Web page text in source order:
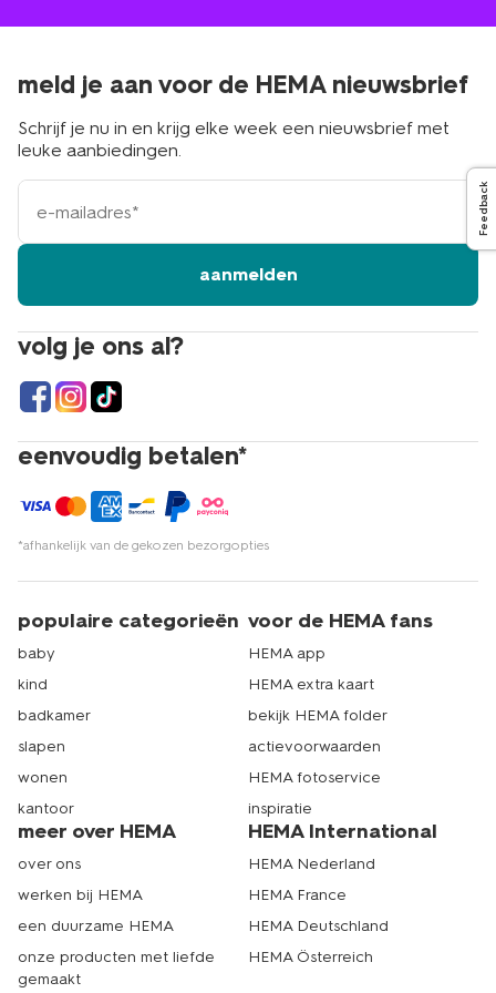
volg je ons al?
eenvoudig betalen*
*afhankelijk van de gekozen bezorgopties
meld je aan voor de HEMA nieuwsbrief
Schrijf je nu in en krijg elke week een nieuwsbrief met
leuke aanbiedingen.
e-
mailadres
aanmelden
populaire categorieën
baby
kind
badkamer
slapen
wonen
kantoor
voor de HEMA fans
HEMA app
HEMA extra kaart
bekijk HEMA folder
actievoorwaarden
HEMA fotoservice
inspiratie
meer over HEMA
over ons
werken bij HEMA
een duurzame HEMA
onze producten met liefde
gemaakt
HEMA International
HEMA Nederland
HEMA France
HEMA Deutschland
HEMA Österreich
Feedback